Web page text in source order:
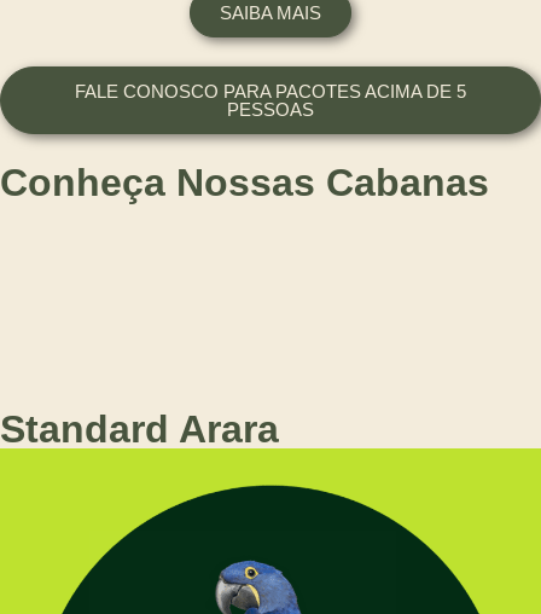
SAIBA MAIS
FALE CONOSCO PARA PACOTES ACIMA DE 5
PESSOAS
Conheça Nossas Cabanas
Standard Arara